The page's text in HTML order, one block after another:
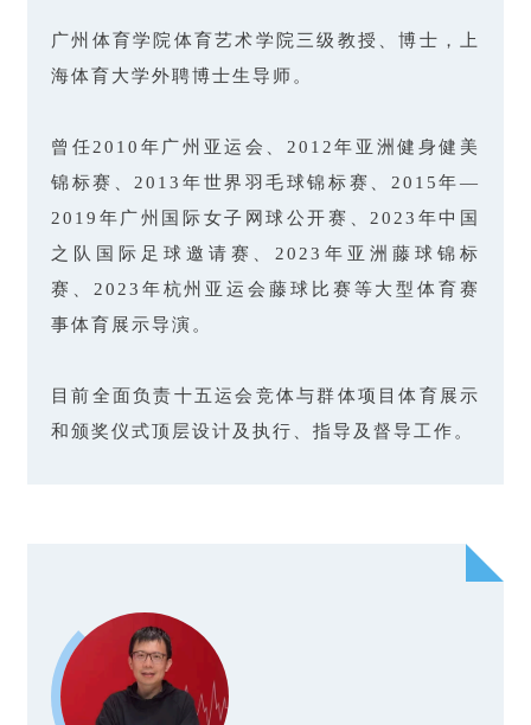
广州体育学院体育艺术学院三级教授、博士，上
海体育大学外聘博士生导师。
曾任2010年广州亚运会、2012年亚洲健身健美
锦标赛、2013年世界羽毛球锦标赛、2015年—
2019年广州国际女子网球公开赛、2023年中国
之队国际足球邀请赛、2023年亚洲藤球锦标
赛、2023年杭州亚运会藤球比赛等大型体育赛
事体育展示导演。
目前全面负责十五运会竞体与群体项目体育展示
和颁奖仪式顶层设计及执行、指导及督导工作。